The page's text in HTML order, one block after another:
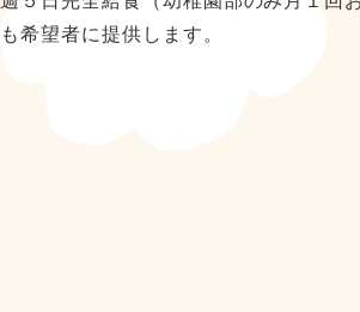
も希望者に提供します。